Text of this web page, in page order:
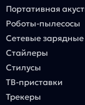
Портативная
Роботы-пылесосы
Сетевые
Стайлеры
Стилусы
ТВ-приставки
Трекеры